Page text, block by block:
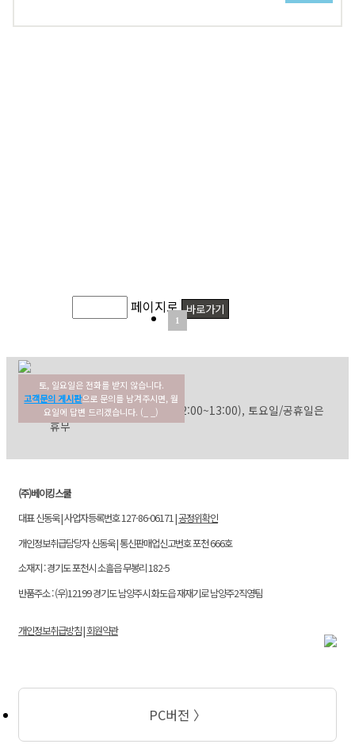
1
페이지로
토, 일요일은 전화를 받지 않습니다.
고객문의 게시판으로 문의를 남겨주시면, 월
요일에 답변 드리겠습니다. (_ _)
고객센터 02-354-3022
평일: 09:30~17:30 (점심: 12:00~13:00), 토요일/공휴일은
휴무
(주)베이킹스쿨
대표 신동욱 | 사업자등록번호 127-86-06171 |공정위확인
개인정보취급담당자 신동욱 | 통신판매업신고번호 포천 666호
소재지 : 경기도 포천시 소흘읍 무봉리 182-5
반품주소 : (우)12199 경기도 남양주시 화도읍 재재기로 남양주2직영팀
개인정보취급방침|회원약관
PC버전 〉